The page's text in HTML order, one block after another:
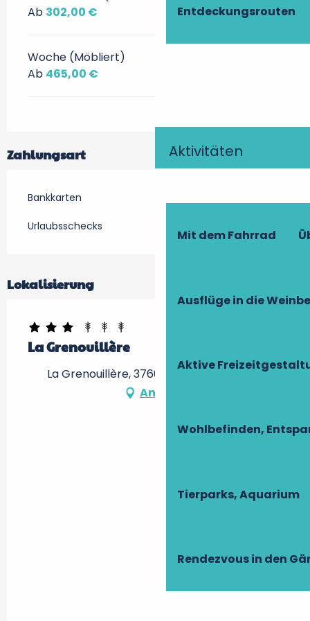
Entdeckungsrouten
Aktivitäten
Mit dem Fahrrad
Ausflüge in die
Aktive
Wohlbefinden,
Tierparks, Aquarium
Rendezvous in den
Ab 302,00 €
Woche (Möbliert)
Ab 465,00 €
Zahlungsart
Bankkarten
Urlaubsschecks
Lokalisierung
La Grenouillère
La Grenouillère, 37600 Betz-le-Château
Anfahrt